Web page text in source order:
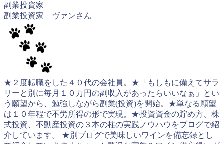
副業投資家
副業投資家 ヴァンさん
★２度転職をした４０代の会社員。★「もしもに備えてサラ
リーと別に毎月１０万円の副収入があったらいいなぁ」とい
う願望から、勉強しながら副業(投資)を開始。★単なる願望
は１０年程で不労所得の形で実現。★投資資金の貯め方、株
式投資、不動産投資の３本の柱の実践ノウハウをブログで紹
介しています。 ★別ブログで美味しいワインを備忘録とし